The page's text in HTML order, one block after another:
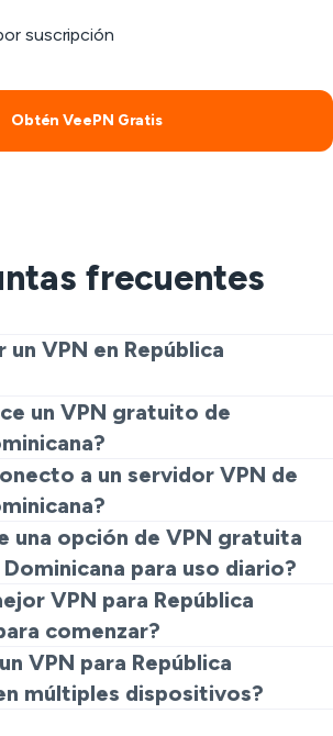
suscripción
Obtén VeePN Gratis
frecuentes
un VPN en República
República Dominicana para
está generalmente permitido.
locales y úsalo de manera
un VPN gratuito de
con un VPN gratuito de
usando la extensión del
más tarde si es necesario.
a un servidor VPN de
conéctate a un servidor de
y navega con una dirección IP
una opción de VPN gratuita
para uso diario?
gratuita de República Dominicana
la navegación básica y la privacidad.
es mejor con las aplicaciones
VPN para República
comenzar?
una estricta política de No Logs y
son lo más importante. VeePN
básicos para el uso en
VPN para República
múltiples dispositivos?